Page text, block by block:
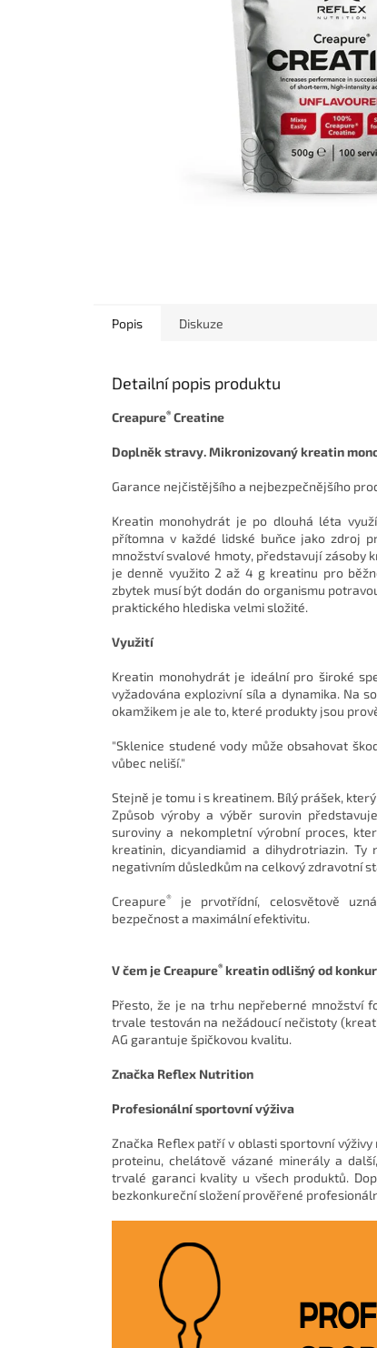
Popis Diskuze
Detailní popis produktu
Creapure® Creatine
Doplněk stravy. Mikronizovaný kreatin
Garance nejčistějšího a nejbezpečnějšího
Kreatin monohydrát je po dlouhá léta
přítomna v každé lidské buňce jako zdroj
množství svalové hmoty, představují zásoby
je denně využito 2 až 4 g kreatinu pro
zbytek musí být dodán do organismu
praktického hlediska velmi složité.
Využití
Kreatin monohydrát je ideální pro široké
vyžadována explozivní síla a dynamika. Na
okamžikem je ale to, které produkty jsou
"Sklenice studené vody může obsahovat
vůbec neliší."
Stejně je tomu i s kreatinem. Bílý prášek,
Způsob výroby a výběr surovin
suroviny a nekompletní výrobní proces,
kreatinin, dicyandiamid a dihydrotriazin.
negativním důsledkům na celkový zdravotní
Creapure®
je prvotřídní, celosvětově
bezpečnost a maximální efektivitu.
V čem je Creapure® kreatin odlišný od
Přesto, že je na trhu nepřeberné množství
trvale testován na nežádoucí nečistoty
AG garantuje špičkovou kvalitu.
Značka Reflex Nutrition
Profesionální sportovní výživa
Značka Reflex patří v oblasti sportovní
proteinu, chelátově vázané minerály a
trvalé garanci kvality u všech produktů.
bezkonkureční složení prověřené